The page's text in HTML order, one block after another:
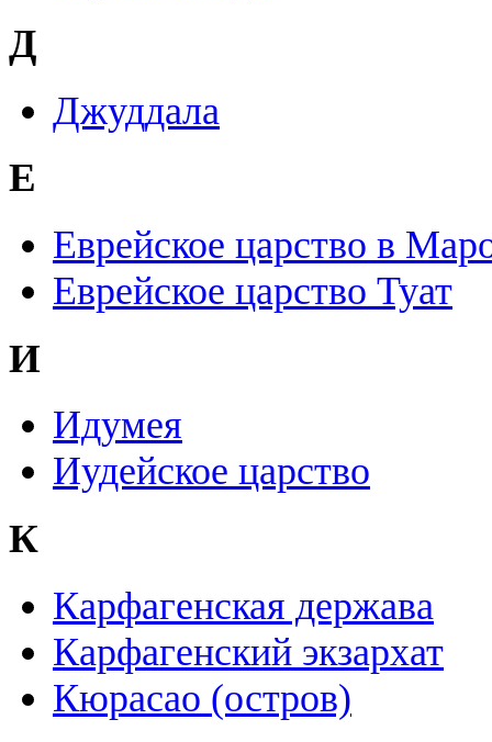
Д
Джуддала
Е
Еврейское царство в
Еврейское царство Туат
И
Идумея
Иудейское царство
К
Карфагенская держава
Карфагенский экзархат
Кюрасао (остров)